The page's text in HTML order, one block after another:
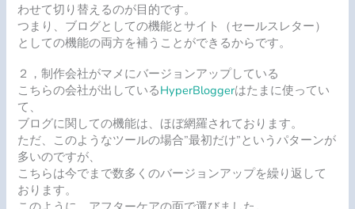
わせて切り替えるのが目的です。
つまり、ブログとしての機能とサイト（セールスレター）
としての機能の両方を補うことができるからです。
２，制作会社がマメにバージョンアップしている
こちらの会社が出しているHyperBloggerはたまに使ってい
て、
ブログに関しての機能は、ほぼ網羅されております。
ただ、このようなツールの場合”最初だけ”というパターンが
多いのですが、
こちらは今でまで数多くのバージョンアップを繰り返して
おります。